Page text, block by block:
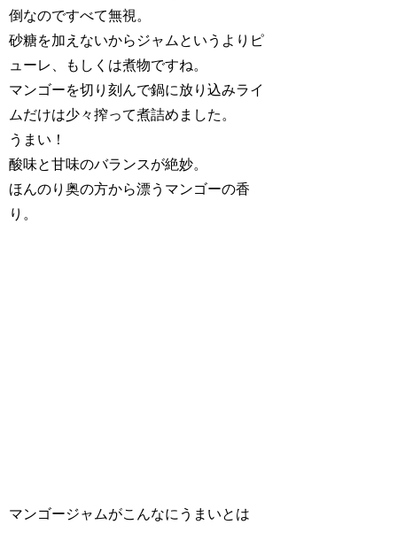
倒なのですべて無視。
砂糖を加えないからジャムというよりピ
ューレ、もしくは煮物ですね。
マンゴーを切り刻んで鍋に放り込みライ
ムだけは少々搾って煮詰めました。
うまい！
酸味と甘味のバランスが絶妙。
ほんのり奥の方から漂うマンゴーの香
り。
マンゴージャムがこんなにうまいとは